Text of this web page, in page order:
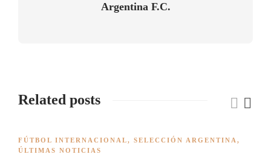
Argentina F.C.
Related posts
FÚTBOL INTERNACIONAL, SELECCIÓN ARGENTINA ,
ÚLTIMAS NOTICIAS